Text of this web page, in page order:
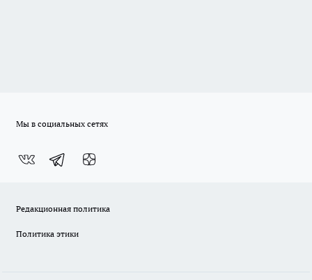
Мы в социальных сетях
Редакционная политика
Политика этики